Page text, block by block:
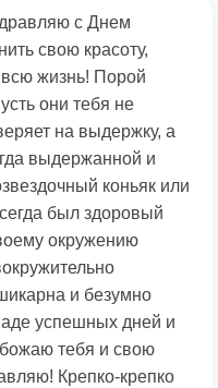
с Днем
свою красоту,
всю жизнь! Порой
они тебя не
на выдержку, а
выдержанной и
коньяк или
был здоровый
окружению
и безумно
успешных дней и
тебя и свою
Крепко-крепко